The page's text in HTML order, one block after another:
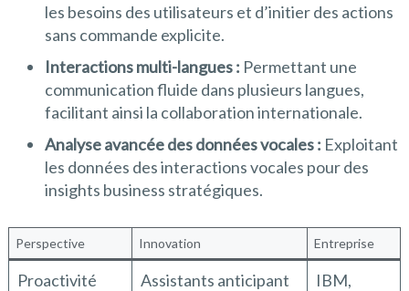
les besoins des utilisateurs et d’initier des actions
sans commande explicite.
Interactions multi-langues : Permettant une
communication fluide dans plusieurs langues,
facilitant ainsi la collaboration internationale.
Analyse avancée des données vocales : Exploitant
les données des interactions vocales pour des
insights business stratégiques.
Perspective Innovation Entreprise
Proactivité
Assistants anticipant
IBM,